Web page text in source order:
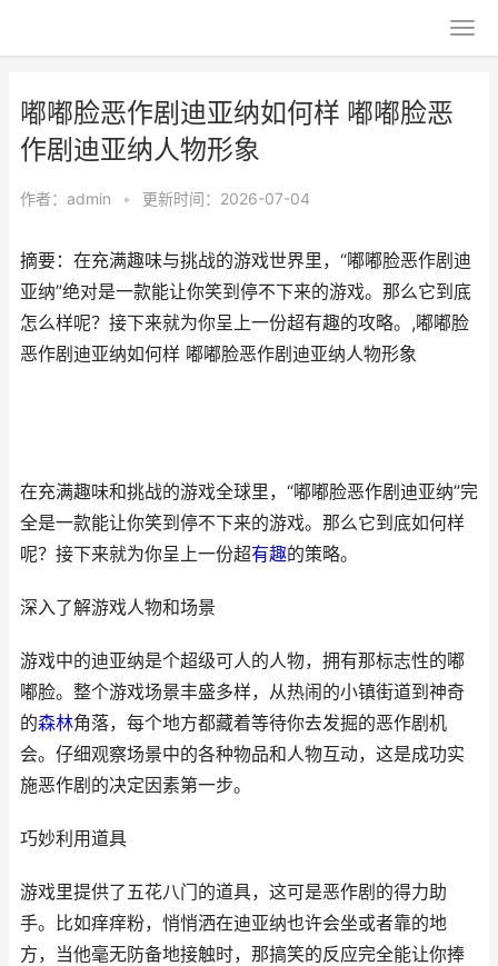
嘟嘟脸恶作剧迪亚纳如何样 嘟嘟脸恶
作剧迪亚纳人物形象
作者： admin • 更新时间：2026-07-04
摘要：在充满趣味与挑战的游戏世界里，“嘟嘟脸恶作剧迪
亚纳”绝对是一款能让你笑到停不下来的游戏。那么它到底
怎么样呢？接下来就为你呈上一份超有趣的攻略。,嘟嘟脸
恶作剧迪亚纳如何样 嘟嘟脸恶作剧迪亚纳人物形象
在充满趣味和挑战的游戏全球里，“嘟嘟脸恶作剧迪亚纳”完
全是一款能让你笑到停不下来的游戏。那么它到底如何样
呢？接下来就为你呈上一份超有趣的策略。
深入了解游戏人物和场景
游戏中的迪亚纳是个超级可人的人物，拥有那标志性的嘟
嘟脸。整个游戏场景丰盛多样，从热闹的小镇街道到神奇
的森林角落，每个地方都藏着等待你去发掘的恶作剧机
会。仔细观察场景中的各种物品和人物互动，这是成功实
施恶作剧的决定因素第一步。
巧妙利用道具
游戏里提供了五花八门的道具，这可是恶作剧的得力助
手。比如痒痒粉，悄悄洒在迪亚纳也许会坐或者靠的地
方，当他毫无防备地接触时，那搞笑的反应完全能让你捧